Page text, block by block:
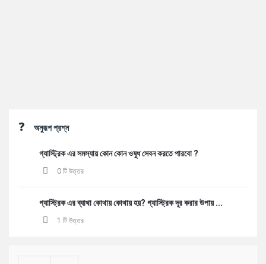
অনুরূপ প্রশ্ন
গ্যাস্ট্রিক এর সমস্যায় কোন কোন ওষুধ সেবন করতে পারবো ?
0 টি উত্তর
গ্যাস্ট্রিক এর ব্যাথা কোথায় কোথায় হয়? গ্যাস্ট্রিক দূর করার উপায় ...
1 টি উত্তর